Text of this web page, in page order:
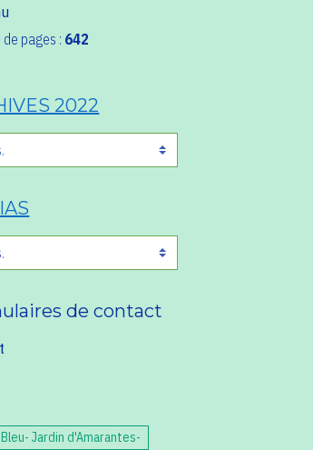
pages : 642
2022
de contact
Jardin d'Amarantes-